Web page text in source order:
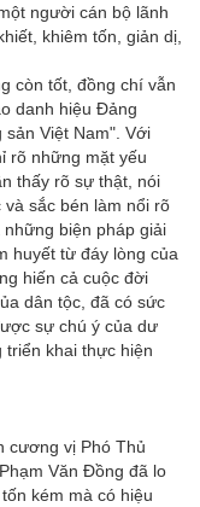
người cán bộ lãnh
khiêm tốn, giản dị,
còn tốt, đồng chí vẫn
danh hiệu Đảng
sản Việt Nam". Với
rõ những mặt yếu
thấy rõ sự thật, nói
sắc bén làm nổi rõ
biện pháp giải
huyết từ đáy lòng của
hiến cả cuộc đời
dân tộc, đã có sức
sự chú ý của dư
triển khai thực hiện
cương vị Phó Thủ
Văn Đồng đã lo
kém mà có hiệu